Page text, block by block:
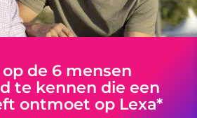
de 6 mensen
te kennen die een
ontmoet op Lexa*